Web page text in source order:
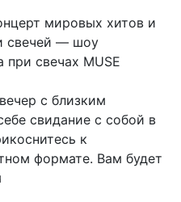
мировых хитов и
свечей — шоу
свечах MUSE
с близким
свидание с собой в
к
формате. Вам будет